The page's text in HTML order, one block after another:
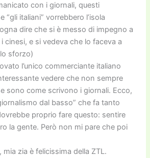
con i giornali, questi
“gli italiani” vorrebbero l’isola
dire che si è messo di impegno a
cinesi, e si vedeva che lo faceva a
sforzo)
l’unico commerciante italiano
vedere che non sempre
sono come scrivono i giornali. Ecco,
dal basso” che fa tanto
proprio fare questo: sentire
la gente. Però non mi pare che poi
zia è felicissima della ZTL.